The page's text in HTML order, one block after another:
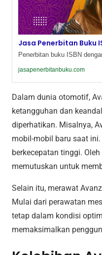
Jasa Penerbitan Buku
Penerbitan buku ISBN
jasapenerbitanbuku.com
Dalam dunia otomotif,
ketangguhan dan
diperhatikan. Misalnya,
mobil-mobil baru saat
berkecepatan tinggi.
memutuskan untuk
Selain itu, merawat
Mulai dari perawatan
tetap dalam kondisi
memaksimalkan